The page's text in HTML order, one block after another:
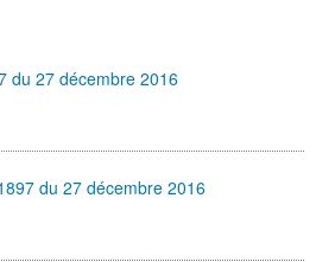
du 27 décembre 2016
du 27 décembre 2016